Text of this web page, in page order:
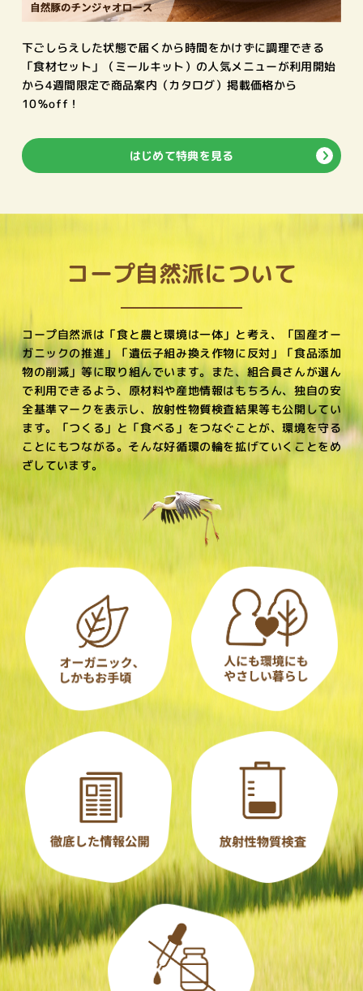
下ごしらえした状態で届くから時間をかけずに調理できる
「食材セット」（ミールキット）の人気メニューが利用開始
から4週間限定で商品案内（カタログ）掲載価格から
10％off！
はじめて特典を見る
コープ自然派について
コープ自然派は「食と農と環境は一体」と考え、 「国産オー
ガニックの推進」「遺伝子組み換え作物に反対」「食品添加
物の削減」等に取り組んでいます。また、組合員さんが選ん
で利用できるよう、原材料や産地情報はもちろん、独自の安
全基準マークを表示し、 放射性物質検査結果等も公開してい
ます。 「つくる」と「食べる」をつなぐことが、環境を守る
ことにもつながる。 そんな好循環の輪を拡げていくことをめ
ざしています。